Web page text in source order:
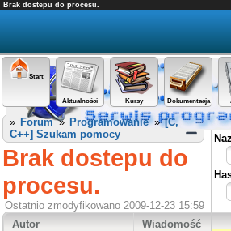
Brak dostepu do procesu.
Start
Aktualności Kursy Dokumentacja
» Forum» Programowanie»[C,
C++] Szukam pomocy
Brak dostepu do
procesu.
Ostatnio zmodyfikowano 2009-12-23 15:59
Autor
Wiadomość